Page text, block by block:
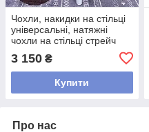
Чохли, накидки на стільці
універсальні, натяжні
чохли на стільці стрейч
Коричневий 6 штук
3 150 ₴
Купити
Про нас